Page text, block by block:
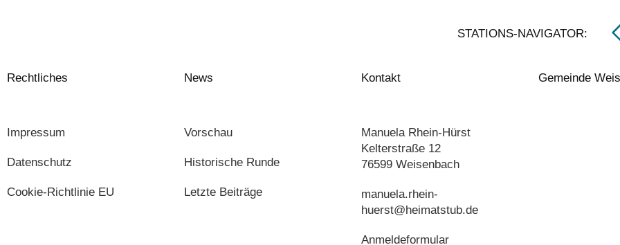
STATIONS-NAVIGATOR:
Rechtliches
Impressum
Datenschutz
Cookie-Richtlinie EU
News
Vorschau
Historische Runde
Letzte Beiträge
Kontakt
Manuela Rhein-Hürst
Kelterstraße 12
76599 Weisenbach
manuela.rhein-
huerst@heimatstub.de
Anmeldeformular
Gemeinde